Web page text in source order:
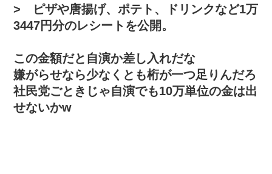
> ピザや唐揚げ、ポテト、ドリンクなど1万
3447円分のレシートを公開。
この金額だと自演か差し入れだな
嫌がらせなら少なくとも桁が一つ足りんだろ
社民党ごときじゃ自演でも10万単位の金は出
せないかw